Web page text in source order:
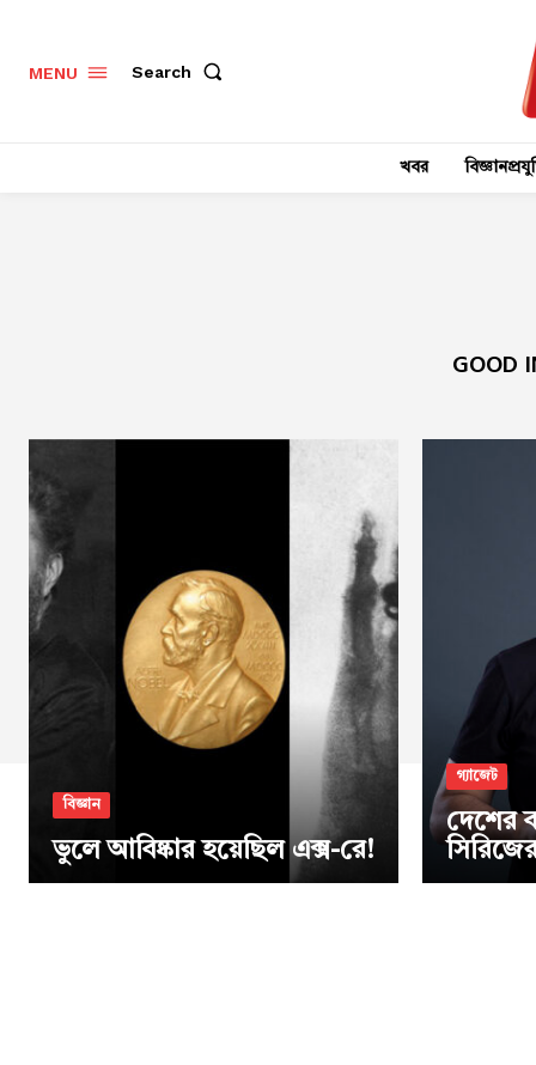
MENU Search
খবর
GOOD
বিজ্ঞান
ভুলে আবিষ্কার হয়েছিল এক্স-রে!
গ্যাজেট
দেশের